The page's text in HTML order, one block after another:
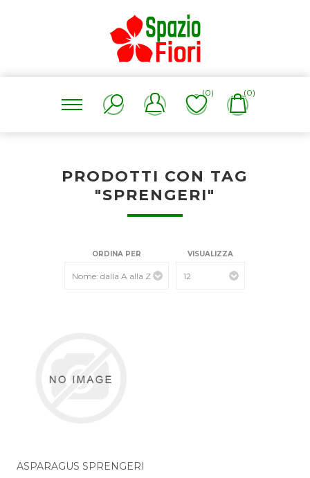
(0) (0)
PRODOTTI CON TAG
"SPRENGERI"
ORDINA PER VISUALIZZA
ASPARAGUS SPRENGERI